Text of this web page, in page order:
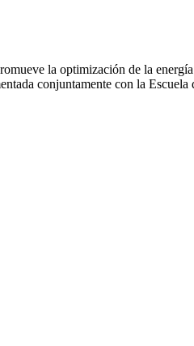
la optimización de la
conjuntamente con la